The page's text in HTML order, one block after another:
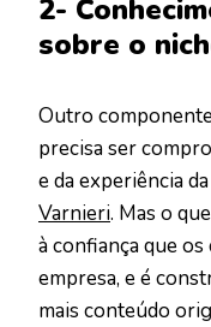
2-
sobre o
Outro
precisa ser
e da experiência
Varnieri. Mas o
à confiança que
empresa, e é
mais conteúdo